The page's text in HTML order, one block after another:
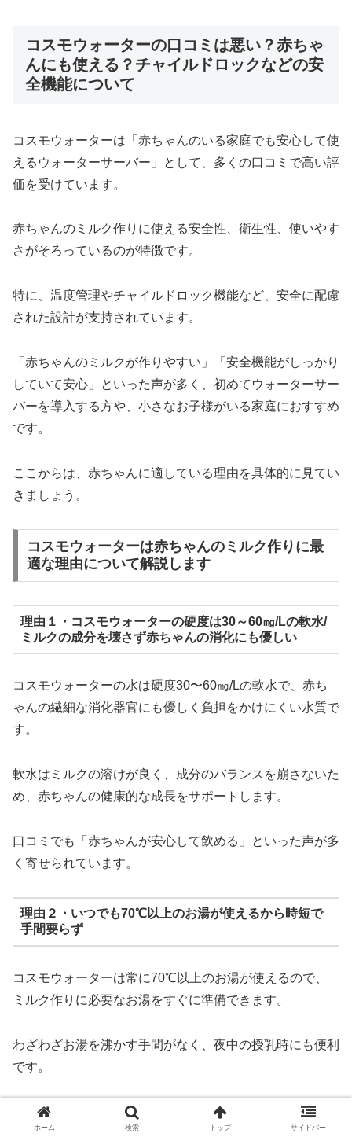
コスモウォーターの口コミは悪い？赤ちゃ
んにも使える？チャイルドロックなどの安
全機能について
コスモウォーターは「赤ちゃんのいる家庭でも安心して使
えるウォーターサーバー」として、多くの口コミで高い評
価を受けています。
赤ちゃんのミルク作りに使える安全性、衛生性、使いやす
さがそろっているのが特徴です。
特に、温度管理やチャイルドロック機能など、安全に配慮
された設計が支持されています。
「赤ちゃんのミルクが作りやすい」「安全機能がしっかり
していて安心」といった声が多く、初めてウォーターサー
バーを導入する方や、小さなお子様がいる家庭におすすめ
です。
ここからは、赤ちゃんに適している理由を具体的に見てい
きましょう。
コスモウォーターは赤ちゃんのミルク作りに最
適な理由について解説します
理由１・コスモウォーターの硬度は30～60㎎/Lの軟水/
ミルクの成分を壊さず赤ちゃんの消化にも優しい
コスモウォーターの水は硬度30〜60㎎/Lの軟水で、赤ち
ゃんの繊細な消化器官にも優しく負担をかけにくい水質で
す。
軟水はミルクの溶けが良く、成分のバランスを崩さないた
め、赤ちゃんの健康的な成長をサポートします。
口コミでも「赤ちゃんが安心して飲める」といった声が多
く寄せられています。
理由２・いつでも70℃以上のお湯が使えるから時短で
手間要らず
コスモウォーターは常に70℃以上のお湯が使えるので、
ミルク作りに必要なお湯をすぐに準備できます。
わざわざお湯を沸かす手間がなく、夜中の授乳時にも便利
です。
「夜中でもすぐにミルクが作れる」「手間が省けて助か
る」との口コミが多く、忙しい育児をサポートします。
ホーム 検索 トップ サイドバー